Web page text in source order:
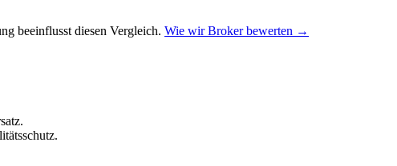
beeinflusst diesen Vergleich. Wie wir Broker bewerten →